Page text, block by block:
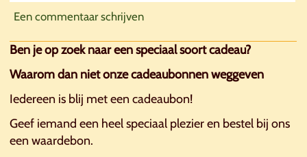
Een commentaar schrijven
Ben je op zoek naar een speciaal soort cadeau?
Waarom dan niet onze cadeaubonnen weggeven
Iedereen is blij met een cadeaubon!
Geef iemand een heel speciaal plezier en bestel bij ons
een waardebon.